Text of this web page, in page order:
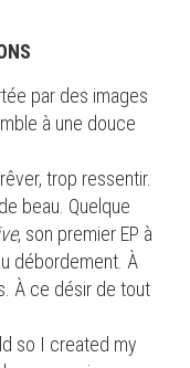
par des images
à une douce
trop ressentir.
beau. Quelque
, son premier EP à
débordement. À
À ce désir de tout
so I created my